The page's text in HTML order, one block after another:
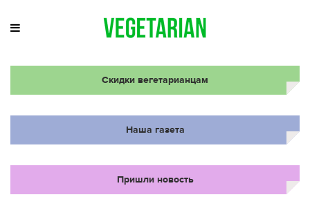
Скидки вегетарианцам
Наша газета
Пришли новость